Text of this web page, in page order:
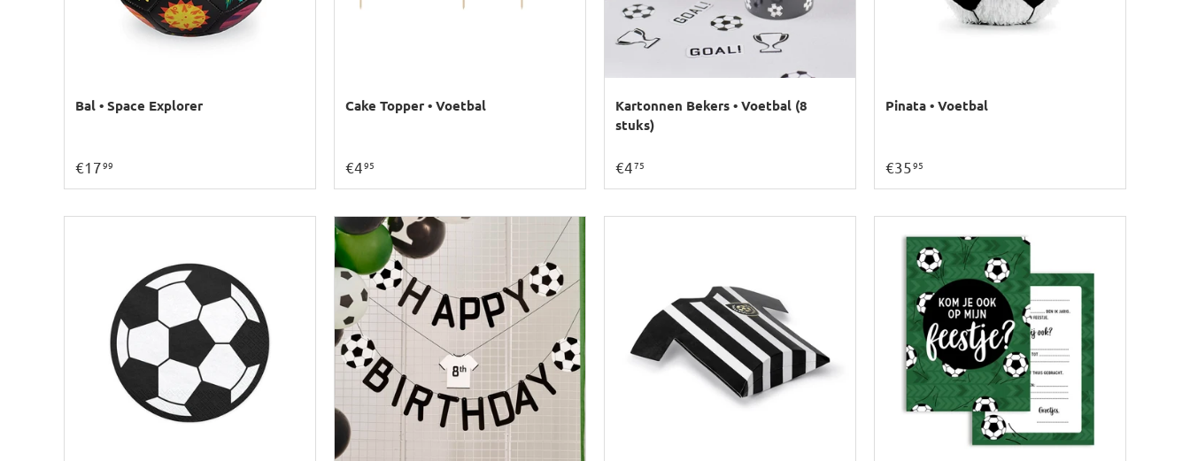
Bal • Space Explorer
€1799
Cake Topper • Voetbal
€495
Kartonnen Bekers • Voetbal (8
stuks)
€475
Pinata • Voetbal
€3595